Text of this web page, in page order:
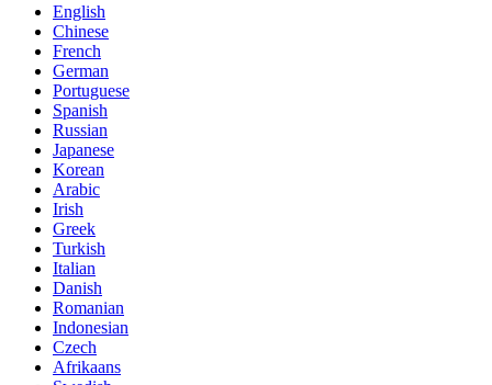
English
Chinese
French
German
Portuguese
Spanish
Russian
Japanese
Korean
Arabic
Irish
Greek
Turkish
Italian
Danish
Romanian
Indonesian
Czech
Afrikaans